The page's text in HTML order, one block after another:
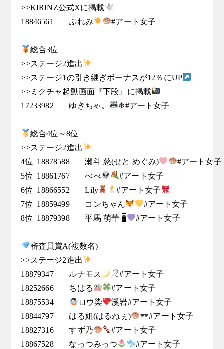
>>KIRINZ公式Xに掲載
18846561	ぷれみ
#アート女子
総合3位
>>ステージ2進出
>>ステージ1の引き継ぎボーナスが12％にUP
>>ミクチャ起動画面『下段』に掲載
17233982	ゆきちゃ。
❄#アート女子
総合4位～8位
>>ステージ2進出
4位	18878588	瀬斗 慈(せと めぐみ)
#アート女子
5位	18861767	べべ
#アート女子
6位	18866552	Lily
#アート女子
7位	18859499	コンちゃん
#アート女子
8位	18879398	平馬 萌華 🖥
#アート女子
審査員賞A(複数名)
>>ステージ2進出
18879347	ルナモス
#アート女子
18252666	ちはる
#アート女子
18875534
ロウ染
溪岩#アート女子
18844797	はる姐(はるねぇ)
#アート女子
18827316	すず乃
#アート女子
18867528	なっつみっつ
#アート女子